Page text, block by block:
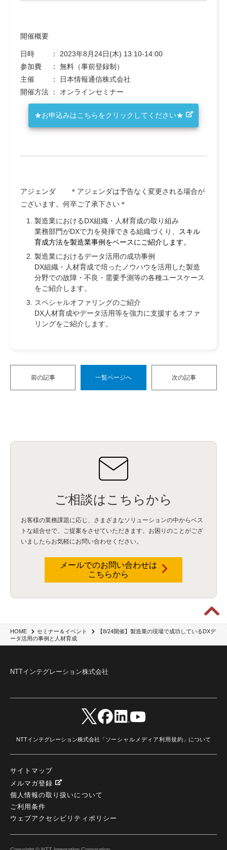
HOME セミナー＆イベント
【8/24開催】製造業の現場で成功しているDXデ
ータ活用の事例と人材育成
開催概要
日時 ： 2023年8月24日(木) 13:10-14:00
参加費 ： 無料（事前登録制）
主催 ： 日本情報通信株式会社
開催方法 ： オンラインセミナー
★お申込みはこちらをクリックしてください★
アジェンダ ＊アジェンダは予告なく変更される場合が
ございます。何卒ご了承下さい＊
製造業におけるDX組織・人材育成の取り組み
業務部門がDXで力を発揮できる組織づくり、 スキル
育成方法を製造業事例をベースにご紹介します。
製造業におけるデータ活用の成功事例
DX組織・ 人材育成で培ったノウハウを活用した製造
分野での故障・不良・ 需要予測等の各種ユースケース
をご紹介します。
スペシャルオファリングのご紹介
DX人材育成やデータ活用等を強力に支援するオファ
リングをご紹介します。
前の記事 一覧ページへ 次の記事
ご相談はこちらから
お客様の業務課題に応じ、さまざまなソリューションの中からベス
トな組合せで、 ご提案をさせていただきます。お困りのことがござ
いましたらお気軽にお問い合わせください。
メールでのお問い合わせは
こちらから
NTTインテグレーション株式会社
NTTインテグレーション株式会社「ソーシャルメディア利用規約 」について
サイトマップ
メルマガ登録
個人情報の取り扱いについて
ご利用条件
ウェブアクセシビリティポリシー